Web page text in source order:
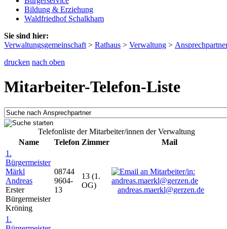
Bildung & Erziehung
Waldfriedhof Schalkham
Sie sind hier:
Verwaltungsgemeinschaft > Rathaus > Verwaltung >
drucken nach oben
Mitarbeiter-Telefon-Liste
Telefonliste der Mitarbeiter/innen der Verwaltung
Name
Telefon Zimmer
Mail
1.
Bürgermeister
Märkl
Andreas
Erster
Bürgermeister
Kröning
08744
9604-
13
13 (1.
OG)
andreas.maerkl@gerzen.de
1.